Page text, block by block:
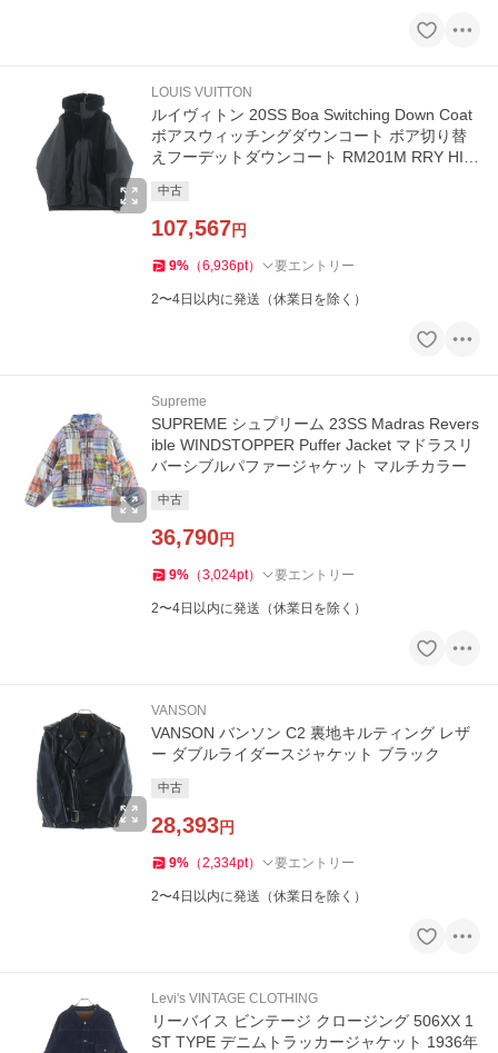
LOUIS VUITTON
ルイヴィトン 20SS Boa Switching Down Coat
ボアスウィッチングダウンコート ボア切り替
えフーデットダウンコート RM201M RRY HIK
中古
107,567円
9% （6,936pt） 要エントリー
2〜4日以内に発送（休業日を除く）
Supreme
SUPREME シュプリーム 23SS Madras Revers
ible WINDSTOPPER Puffer Jacket マドラスリ
バーシブルパファージャケット マルチカラー
中古
36,790円
9% （3,024pt） 要エントリー
2〜4日以内に発送（休業日を除く）
VANSON
VANSON バンソン C2 裏地キルティング レザ
ー ダブルライダースジャケット ブラック
中古
28,393円
9% （2,334pt） 要エントリー
2〜4日以内に発送（休業日を除く）
Levi's VINTAGE CLOTHING
リーバイス ビンテージ クロージング 506XX 1
ST TYPE デニムトラッカージャケット 1936年